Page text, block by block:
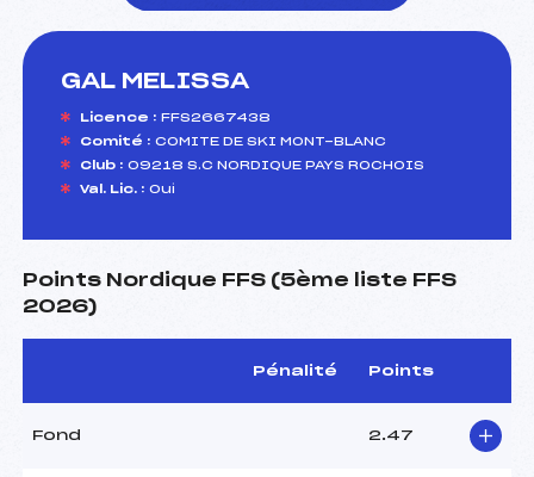
GAL MELISSA
Licence : FFS2667438
Comité : COMITE DE SKI MONT-BLANC
Club : 09218 S.C NORDIQUE PAYS ROCHOIS
Val. Lic. : Oui
Points Nordique FFS (5ème liste FFS
2026)
Pénalité Points
Fond 2.47